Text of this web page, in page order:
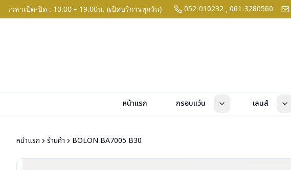
เวลาเปิด-ปิด : 10.00 – 19.00น. (เปิดบริการทุกวัน) 052-010232 , 061-3280560
หน้าแรก กรอบแว่น เลนส์
หน้าแรก ร้านค้า BOLON BA7005 B30